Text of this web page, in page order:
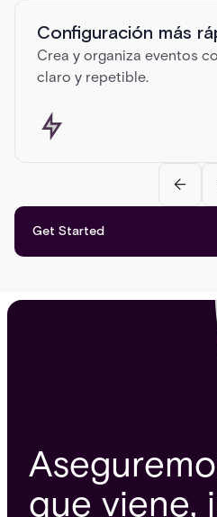
Configuración más
Crea y organiza eventos
claro y repetible.
Get Started
que viene,